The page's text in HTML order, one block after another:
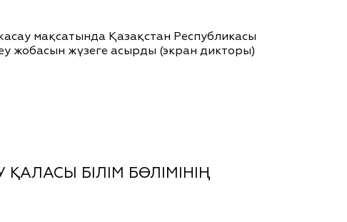
мақсатында Қазақстан Республикасы
жобасын жүзеге асырды (экран дикторы)
БІЛІМ БӨЛІМІНІҢ